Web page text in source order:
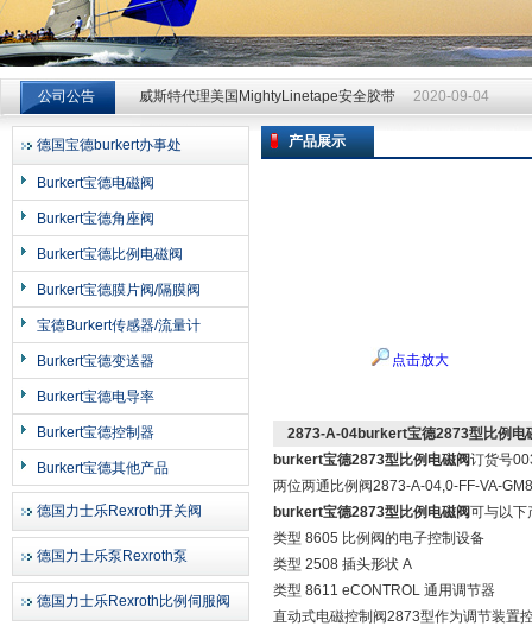
上海申思特自动化设备有限公司
公司公告
威斯特代理美国MightyLinetape安全胶带 2020-09-04
威斯特代理美国MightyLinetape安全胶带 2020-09-04
威斯特代理美国MightyLinetape安全胶带
德国宝德burkert办事处
Burkert宝德电磁阀
Burkert宝德角座阀
Burkert宝德比例电磁阀
Burkert宝德膜片阀/隔膜阀
宝德Burkert传感器/流量计
Burkert宝德变送器
Burkert宝德电导率
Burkert宝德控制器
Burkert宝德其他产品
德国力士乐Rexroth开关阀
德国力士乐泵Rexroth泵
德国力士乐Rexroth比例伺服阀
产品展示
点击放大
2873-A-04burkert宝德2873型比例电
burkert宝德2873型比例电磁阀订货号
两位两通比例阀2873-A-04,0-FF-VA-
burkert宝德2873型比例电磁阀可与以下
类型 8605 比例阀的电子控制设备
类型 2508 插头形状 A
类型 8611 eCONTROL 通用调节器
直动式电磁控制阀2873型作为调节装置